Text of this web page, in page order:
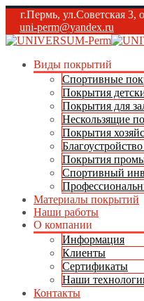
г.Пермь, ул.Советская 3,
uni-perm@yandex.ru
Виды покрытий
Спортивные
Покрытия
Покрытия для
Нескользящие
Покрытия
Покрытия
Спортивный
Материалы покрытий
Наши работы
О компании
Информация
Клиенты
Сертификаты
Наши
Контакты